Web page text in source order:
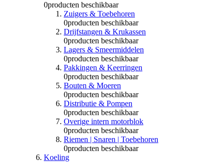
0producten beschikbaar
Zuigers & Toebehoren
0producten beschikbaar
Drijfstangen & Krukassen
0producten beschikbaar
Lagers & Smeermiddelen
0producten beschikbaar
Pakkingen & Keerringen
0producten beschikbaar
Bouten & Moeren
0producten beschikbaar
Distributie & Pompen
0producten beschikbaar
Overige intern motorblok
0producten beschikbaar
Riemen | Snaren | Toebehoren
0producten beschikbaar
Koeling